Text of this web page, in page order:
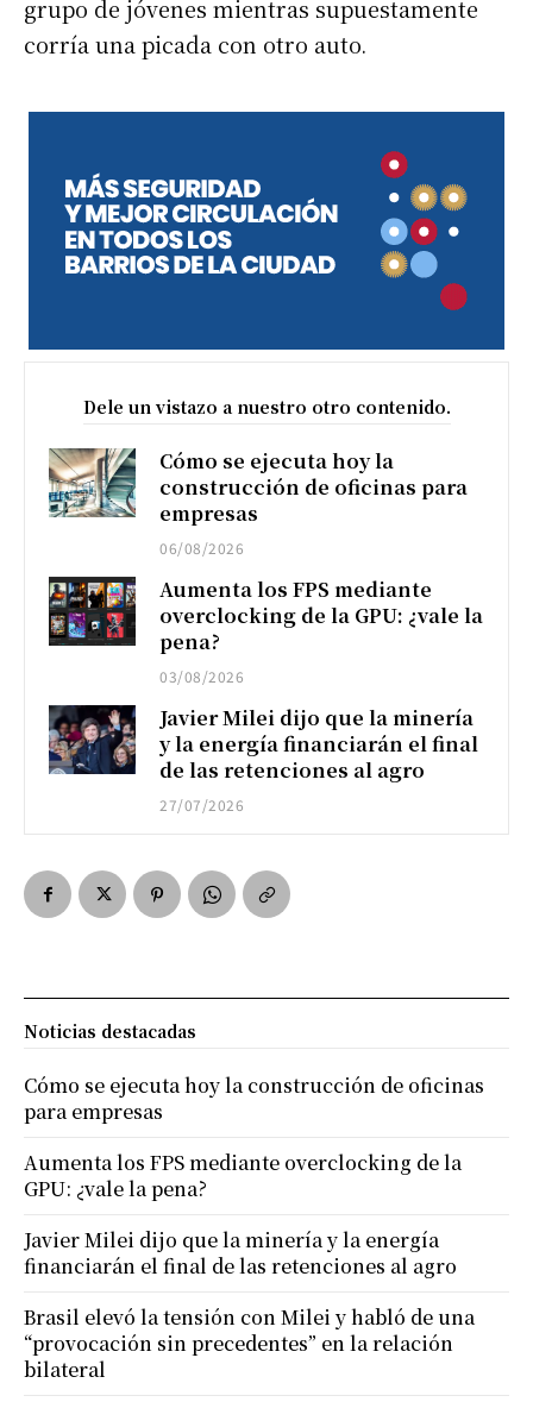
grupo de jóvenes mientras supuestamente
corría una picada con otro auto.
Dele un vistazo a nuestro otro contenido.
Cómo se ejecuta hoy la
construcción de oficinas para
empresas
06/08/2026
Aumenta los FPS mediante
overclocking de la GPU: ¿vale la
pena?
03/08/2026
Javier Milei dijo que la minería
y la energía financiarán el final
de las retenciones al agro
27/07/2026
Noticias destacadas
Cómo se ejecuta hoy la construcción de oficinas
para empresas
Aumenta los FPS mediante overclocking de la
GPU: ¿vale la pena?
Javier Milei dijo que la minería y la energía
financiarán el final de las retenciones al agro
Brasil elevó la tensión con Milei y habló de una
“provocación sin precedentes” en la relación
bilateral